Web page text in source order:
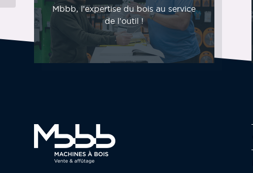
Mbbb, l’expertise du bois au service
de l’outil !